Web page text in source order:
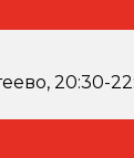
20:30-